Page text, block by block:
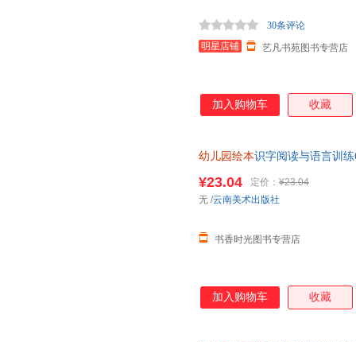
明星店铺 艺凡书苑图书专营店
30条评论
加入购物车 收藏
幼儿园绘本识字阅读与语言训
¥23.04 定价： ¥23.04
书香时光图书专营店
无 /云南美术出版社
加入购物车 收藏